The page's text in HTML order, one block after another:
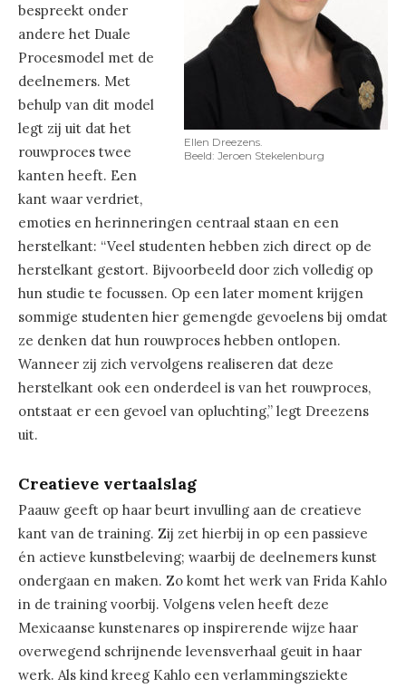
Ellen Dreezens.
Beeld: Jeroen Stekelenburg
bespreekt onder
andere het Duale
Procesmodel met de
deelnemers. Met
behulp van dit model
legt zij uit dat het
rouwproces twee
kanten heeft. Een
kant waar verdriet,
emoties en herinneringen centraal staan en een
herstelkant: “Veel studenten hebben zich direct op de
herstelkant gestort. Bijvoorbeeld door zich volledig op
hun studie te focussen. Op een later moment krijgen
sommige studenten hier gemengde gevoelens bij omdat
ze denken dat hun rouwproces hebben ontlopen.
Wanneer zij zich vervolgens realiseren dat deze
herstelkant ook een onderdeel is van het rouwproces,
ontstaat er een gevoel van opluchting,” legt Dreezens
uit.
Creatieve vertaalslag
Paauw geeft op haar beurt invulling aan de creatieve
kant van de training. Zij zet hierbij in op een passieve
én actieve kunstbeleving; waarbij de deelnemers kunst
ondergaan en maken. Zo komt het werk van Frida Kahlo
in de training voorbij. Volgens velen heeft deze
Mexicaanse kunstenares op inspirerende wijze haar
overwegend schrijnende levensverhaal geuit in haar
werk. Als kind kreeg Kahlo een verlammingsziekte